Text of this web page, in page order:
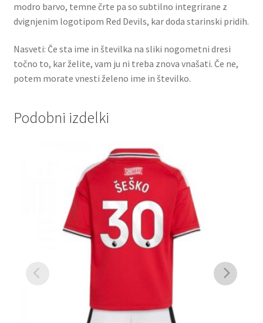
modro barvo, temne črte pa so subtilno integrirane z
dvignjenim logotipom Red Devils, kar doda starinski pridih.
Nasveti: Če sta ime in številka na sliki nogometni dresi
točno to, kar želite, vam ju ni treba znova vnašati. Če ne,
potem morate vnesti želeno ime in številko.
Podobni izdelki